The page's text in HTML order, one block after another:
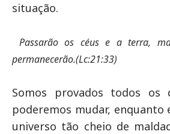
situação.
Passarão os céus e a terra,
permanecerão.(Lc:21:33)
Somos provados todos os
poderemos mudar, enquanto
universo tão cheio de